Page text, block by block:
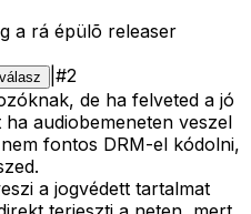
a rá épülõ releaser
válasz #2
de ha felveted a jó
audiobemeneten veszel
fontos DRM-el kódolni,
a jogvédett tartalmat